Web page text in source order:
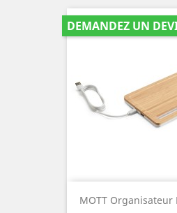
MOTT Organisateur
DEMANDEZ UN